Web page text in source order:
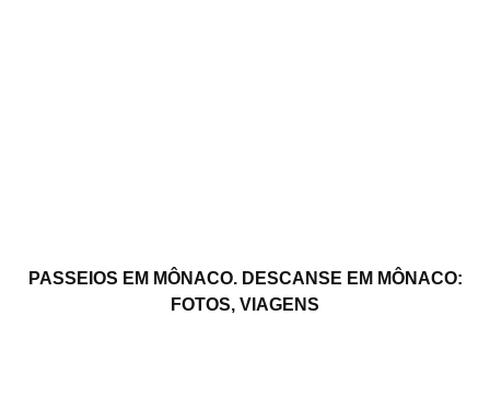
PASSEIOS EM MÔNACO. DESCANSE EM MÔNACO:
FOTOS, VIAGENS